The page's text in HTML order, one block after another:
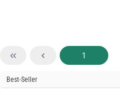
Page
1